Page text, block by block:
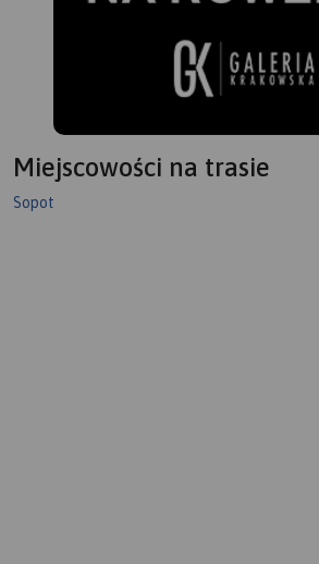
Miejscowości na trasie
Sopot